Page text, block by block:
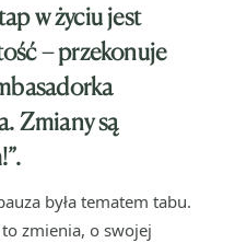
w życiu jest
– przekonuje
Zmiany są
była tematem tabu.
zmienia, o swojej